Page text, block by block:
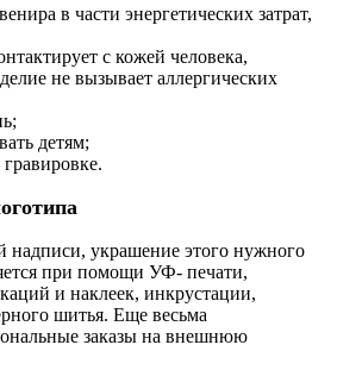
в части энергетических затрат,
с кожей человека,
не вызывает аллергических
детям;
надписи, украшение этого нужного
при помощи УФ- печати,
и наклеек, инкрустации,
шитья. Еще весьма
заказы на внешнюю